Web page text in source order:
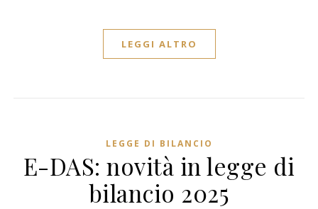
LEGGI ALTRO
LEGGE DI BILANCIO
E-DAS: novità in legge di
bilancio 2025